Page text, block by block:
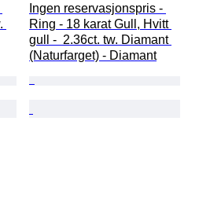
Ingen reservasjonspris -
Ring - 18 karat Gull, Hvitt
gull -  2.36ct. tw. Diamant
(Naturfarget) - Diamant